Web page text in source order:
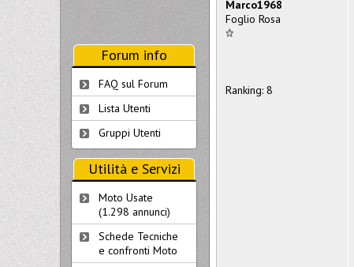
Marco1968
Foglio Rosa
Ranking: 8
Forum info
FAQ sul Forum
Lista Utenti
Gruppi Utenti
Utilità e Servizi
Moto Usate
(1.298 annunci)
Schede Tecniche
e confronti Moto